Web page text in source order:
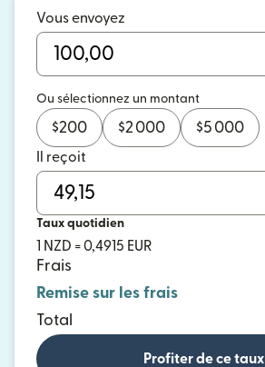
Vous envoyez
Ou sélectionnez un montant
$200 $2 000 $5 000
Il reçoit
Taux quotidien
1 NZD = 0,4915 EUR
Frais
Remise sur les frais
Total
Profiter de ce taux